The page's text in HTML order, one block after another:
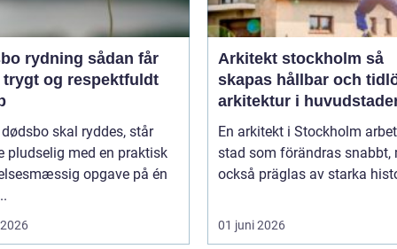
sådan får
trygt og respektfuldt
skal ryddes, står
pludselig med en praktisk
opgave på én
Arkitekt stockholm så
skapas hållbar och
arkitektur i
En arkitekt i Stockholm
stad som förändras snabbt,
också präglas av starka
01 juni 2026